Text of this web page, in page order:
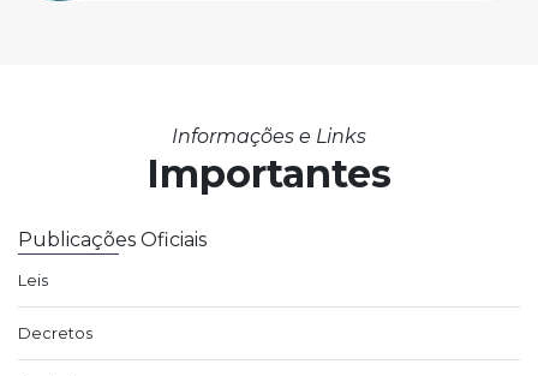
Informações e Links
Importantes
Publicações Oficiais
Leis
Decretos